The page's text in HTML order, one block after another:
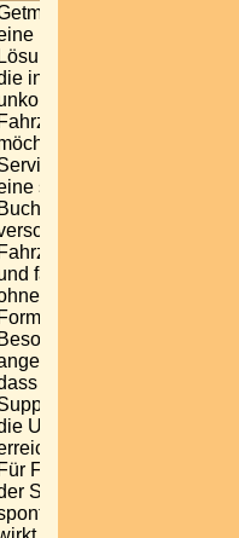
ist
praktische
Lösung für alle,
in Berlin
ein
Fahrzeug mieten
Der
bietet
schnelle
Buchung,
Fahrzeugmodelle
faire Preise
unnötige
Formalitäten.
Besonders
ist,
auch der
rund um
Uhr
bleibt.
Für Fahrten in
Stadt oder
Reisen